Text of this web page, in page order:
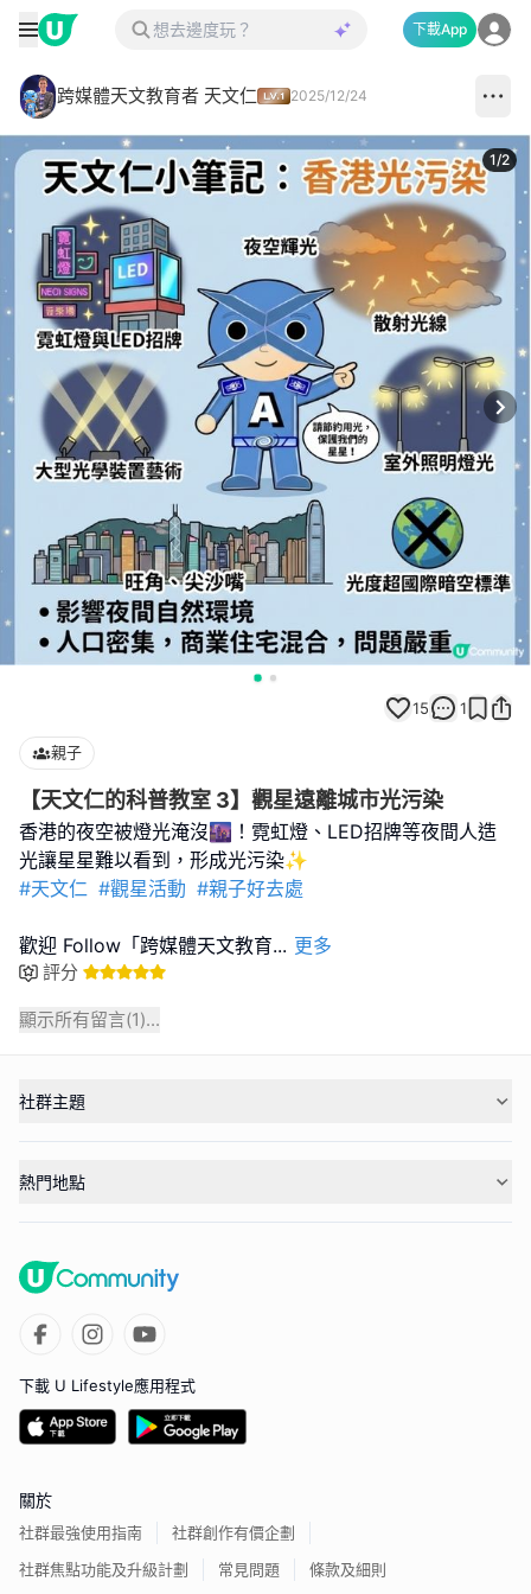
下載App
跨媒體天文教育者 天文仁 2025/12/24
1/2
15 1
親子
【天文仁的科普教室 3】觀星遠離城市光污染
香港的夜空被燈光淹沒🌆！霓虹燈、LED招牌等夜間人造
#天文仁 #觀星活動 #親子好去處
歡迎 Follow「跨媒體天文教育... 更多
評分
顯示所有留言(1)...
社群主題
熱門地點
下載 U Lifestyle應用程式
關於
社群最強使用指南
社群創作有價企劃
社群焦點功能及升級計劃
常見問題 條款及細則